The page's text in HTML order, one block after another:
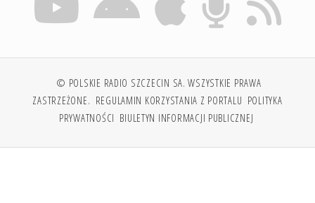
© POLSKIE RADIO SZCZECIN SA. WSZYSTKIE PRAWA
ZASTRZEŻONE. REGULAMIN KORZYSTANIA Z PORTALU POLITYKA
PRYWATNOŚCI BIULETYN INFORMACJI PUBLICZNEJ